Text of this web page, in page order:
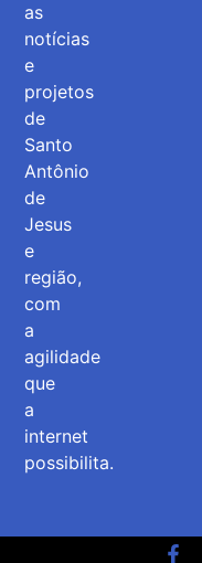
as
notícias
e
projetos
de
Santo
Antônio
de
Jesus
e
região,
com
a
agilidade
que
a
internet
possibilita.